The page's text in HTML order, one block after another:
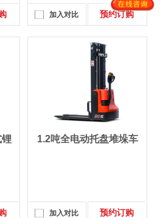
加入对比 预约订购
锂
1.2吨全电动托盘堆垛车
加入对比 预约订购